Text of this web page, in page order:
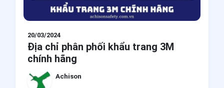
20/03/2024
Địa chỉ phân phối khẩu trang 3M
chính hãng
Achison